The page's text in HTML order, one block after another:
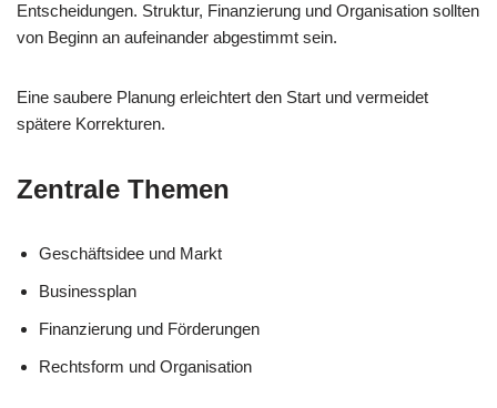
Entscheidungen. Struktur, Finanzierung und Organisation sollten
von Beginn an aufeinander abgestimmt sein.
Eine saubere Planung erleichtert den Start und vermeidet
spätere Korrekturen.
Zentrale Themen
Geschäftsidee und Markt
Businessplan
Finanzierung und Förderungen
Rechtsform und Organisation